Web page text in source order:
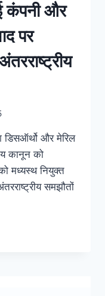
कंपनी और
पर
डिसऑर्थो और मेरिल
कानून को
मध्यस्थ नियुक्त
समझौतों